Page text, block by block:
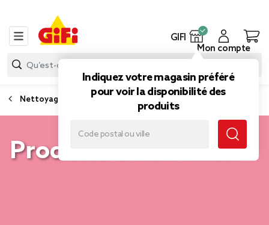
GIFI
Indiquez votre magasin préféré
pour voir la disponibilité des
produits
Mon compte
Nettoyage et entretien
Produits d’entretien